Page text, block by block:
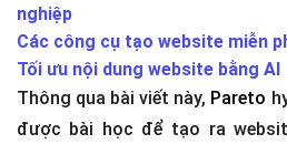
nghiệp
Các công cụ tạo website miễn
Tối ưu nội dung website bằng AI
Thông qua bài viết này, Pareto
được bài học để tạo ra